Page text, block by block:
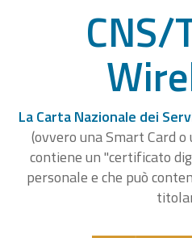
CNS/
La Carta Nazionale dei
(ovvero una Smart Card
contiene un "certificato
personale e che può